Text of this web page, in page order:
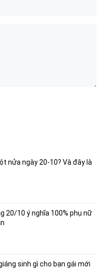
nửa ngày 20-10? Và đây là
20/10 ý nghĩa 100% phụ nữ
sinh gì cho bạn gái mới